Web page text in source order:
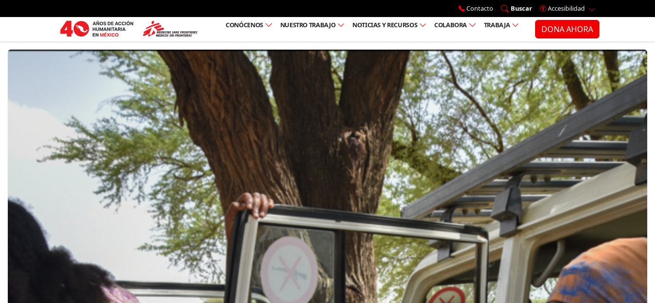
Ir al menú principal
Contacto Buscar
Accesibilidad
CONÓCENOS
NUESTRO TRABAJO NOTICIAS Y RECURSOS COLABORA TRABAJA DONA AHORA